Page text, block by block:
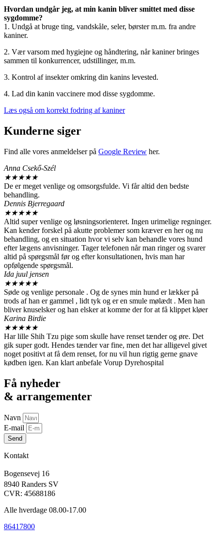
Hvordan undgår jeg, at min kanin bliver smittet med disse
sygdomme?
1. Undgå at bruge ting, vandskåle, seler, børster m.m. fra andre
kaniner.
2. Vær varsom med hygiejne og håndtering, når kaniner bringes
sammen til konkurrencer, udstillinger, m.m.
3. Kontrol af insekter omkring din kanins levested.
4. Lad din kanin vaccinere mod disse sygdomme.
Læs også om korrekt fodring af kaniner
Kunderne siger
Find alle vores anmeldelser på Google Review her.
Anna Csekő-Szél
★★★★★
De er meget venlige og omsorgsfulde. Vi får altid den bedste
behandling.
Dennis Bjerregaard
★★★★★
Altid super venlige og løsningsorienteret. Ingen urimelige regninger.
Kan kender forskel på akutte problemer som kræver en her og nu
behandling, og en situation hvor vi selv kan behandle vores hund
efter lægens anvisninger. Tager telefonen når man ringer og svarer
altid på spørgsmål før og efter konsultationen, hvis man har
opfølgende spørgsmål.
Ida juul jensen
★★★★★
Søde og venlige personale . Og de synes min hund er lækker på
trods af han er gammel , lidt tyk og er en smule mølædt . Men han
bliver knuselsker og han elsker at komme der for at få klippet kløer
Karina Birdie
★★★★★
Har lille Shih Tzu pige som skulle have renset tænder og øre. Det
gik super godt. Hendes tænder var fine, men det har alligevel givet
noget positivt at få dem renset, for nu vil hun rigtig gerne gnave
kødben igen. Kan klart anbefale Vorup Dyrehospital
Få nyheder
& arrangementer
Navn
E-mail
Send
Kontakt
Bogensevej 16
8940 Randers SV
CVR: 45688186
Alle hverdage 08.00-17.00
86417800